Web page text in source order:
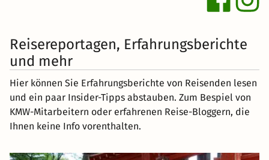
Reisereportagen, Erfahrungsberichte
und mehr
Hier können Sie Erfahrungsberichte von Reisenden lesen
und ein paar Insider-Tipps abstauben. Zum Bespiel von
KMW-Mitarbeitern oder erfahrenen Reise-Bloggern, die
Ihnen keine Info vorenthalten.